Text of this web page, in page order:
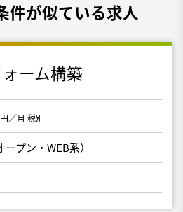
件が似ている求人
ーム構築
円／月 税別
プン・WEB系）